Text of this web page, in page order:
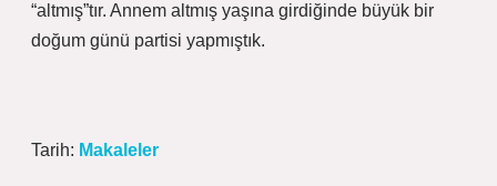
“altmış”tır. Annem altmış yaşına girdiğinde büyük bir
doğum günü partisi yapmıştık.
Tarih: Makaleler